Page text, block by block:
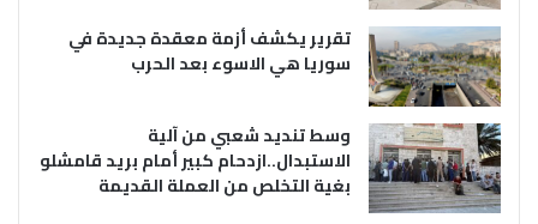
تقرير يكشف أزمة معقدة جديدة في
سوريا هي الاسوء بعد الحرب
وسط تنديد شعبي من آلية
الاستبدال..ازدحام كبير أمام بريد قامشلو
بغية التخلص من العملة القديمة